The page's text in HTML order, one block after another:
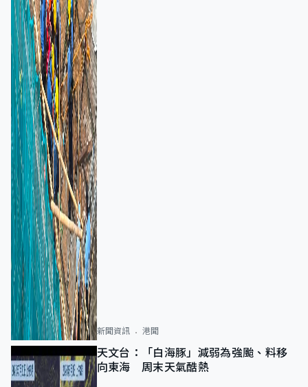
新聞資訊 港聞
天文台：「白海豚」減弱為強颱、料移
向東海 周末天氣酷熱